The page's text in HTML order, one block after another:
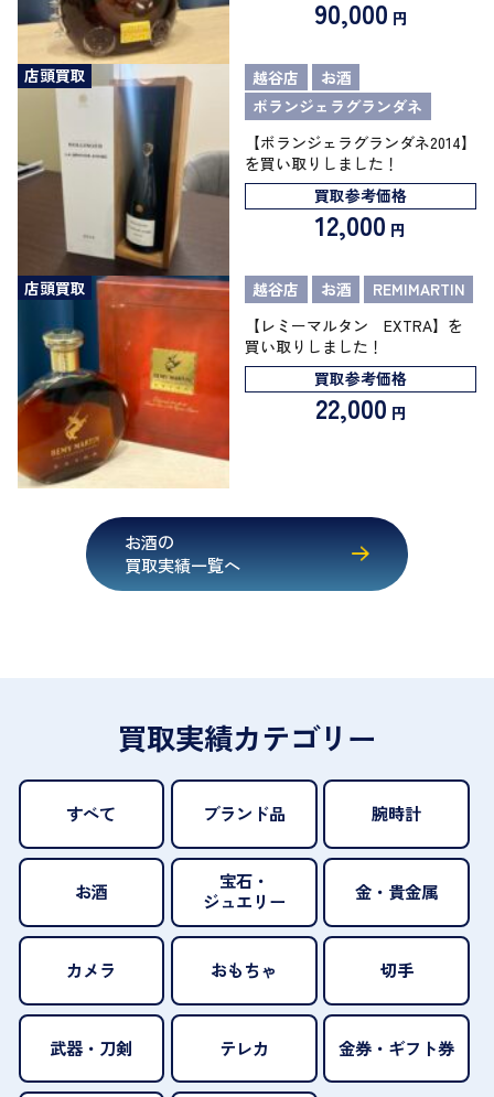
90,000 円
店頭買取 越谷店
お酒
ボランジェラグランダネ
【ボランジェラグランダネ2014】
を買い取りしました！
買取参考価格
12,000 円
店頭買取 越谷店 お酒
REMIMARTIN
【レミーマルタン EXTRA】を
買い取りしました！
買取参考価格
22,000 円
お酒の
買取実績一覧へ
買取実績カテゴリー
すべて ブランド品 腕時計
お酒
宝石・
ジュエリー
金・貴金属
カメラ おもちゃ 切手
武器・刀剣 テレカ 金券・ギフト券